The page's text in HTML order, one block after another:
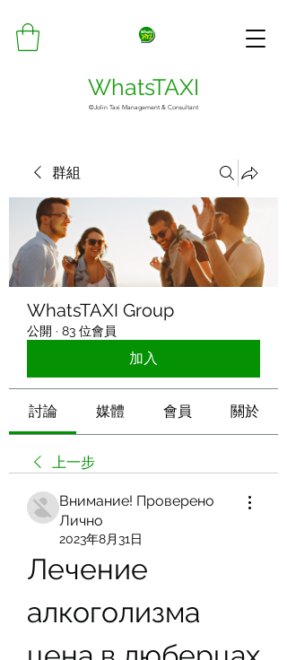
WhatsTAXI
©Jolin Taxi Management & Consultant
群組
WhatsTAXI Group
公開 · 83 位會員
加入
討論 媒體 會員 關於
上一步
Внимание! Проверено
Лично
2023年8月31日
Лечение
алкоголизма